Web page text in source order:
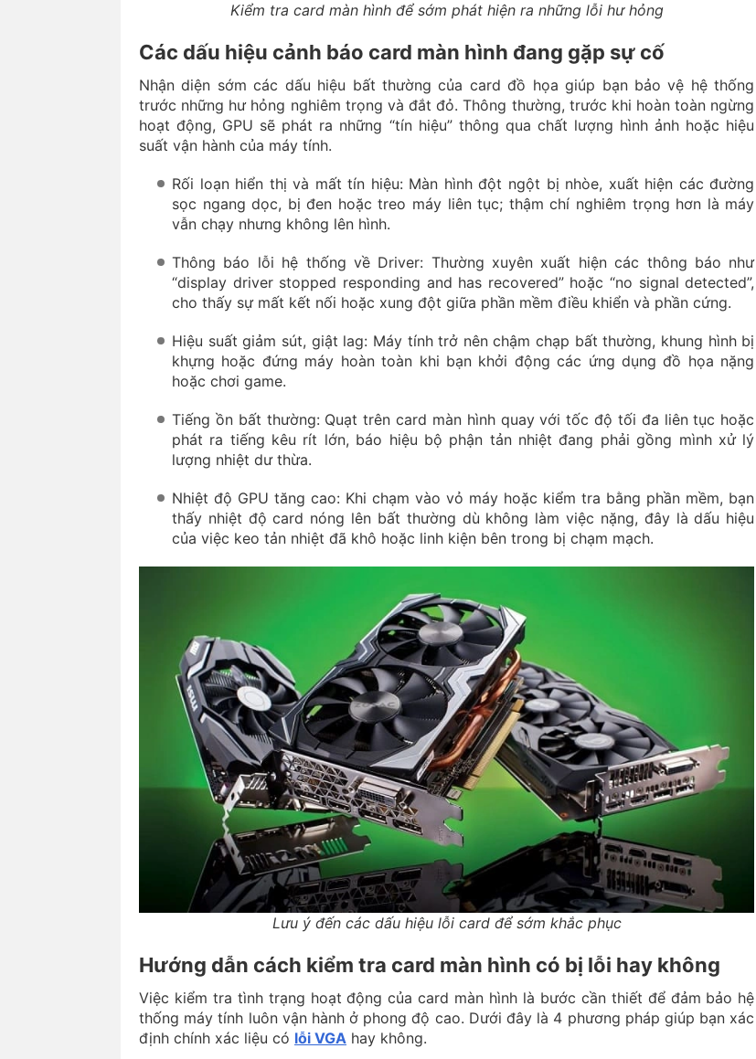
Kiểm tra card màn hình để sớm phát hiện ra những lỗi hư hỏng
Các dấu hiệu cảnh báo card màn hình đang gặp sự cố
Nhận diện sớm các dấu hiệu bất thường của card đồ họa giúp bạn bảo vệ hệ thống
trước những hư hỏng nghiêm trọng và đắt đỏ. Thông thường, trước khi hoàn toàn ngừng
hoạt động, GPU sẽ phát ra những “tín hiệu” thông qua chất lượng hình ảnh hoặc hiệu
suất vận hành của máy tính.
Rối loạn hiển thị và mất tín hiệu: Màn hình đột ngột bị nhòe, xuất hiện các đường
sọc ngang dọc, bị đen hoặc treo máy liên tục; thậm chí nghiêm trọng hơn là máy
vẫn chạy nhưng không lên hình.
Thông báo lỗi hệ thống về Driver: Thường xuyên xuất hiện các thông báo như
“display driver stopped responding and has recovered” hoặc “no signal detected”,
cho thấy sự mất kết nối hoặc xung đột giữa phần mềm điều khiển và phần cứng.
Hiệu suất giảm sút, giật lag: Máy tính trở nên chậm chạp bất thường, khung hình bị
khựng hoặc đứng máy hoàn toàn khi bạn khởi động các ứng dụng đồ họa nặng
hoặc chơi game.
Tiếng ồn bất thường: Quạt trên card màn hình quay với tốc độ tối đa liên tục hoặc
phát ra tiếng kêu rít lớn, báo hiệu bộ phận tản nhiệt đang phải gồng mình xử lý
lượng nhiệt dư thừa.
Nhiệt độ GPU tăng cao: Khi chạm vào vỏ máy hoặc kiểm tra bằng phần mềm, bạn
thấy nhiệt độ card nóng lên bất thường dù không làm việc nặng, đây là dấu hiệu
của việc keo tản nhiệt đã khô hoặc linh kiện bên trong bị chạm mạch.
Lưu ý đến các dấu hiệu lỗi card để sớm khắc phục
Hướng dẫn cách kiểm tra card màn hình có bị lỗi hay không
Việc kiểm tra tình trạng hoạt động của card màn hình là bước cần thiết để đảm bảo hệ
thống máy tính luôn vận hành ở phong độ cao. Dưới đây là 4 phương pháp giúp bạn xác
định chính xác liệu có lỗi VGA hay không.